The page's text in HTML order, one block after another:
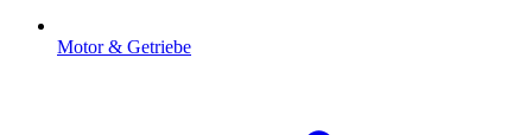
Motor & Getriebe